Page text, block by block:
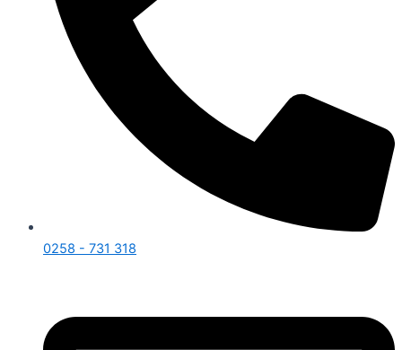
0258 - 731 318